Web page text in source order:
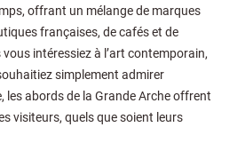
offrant un mélange de marques
françaises, de cafés et de
intéressiez à l’art contemporain,
simplement admirer
les abords de la Grande Arche offrent
visiteurs, quels que soient leurs